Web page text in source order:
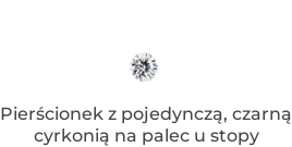
Pierścionek z pojedynczą, czarną
cyrkonią na palec u stopy